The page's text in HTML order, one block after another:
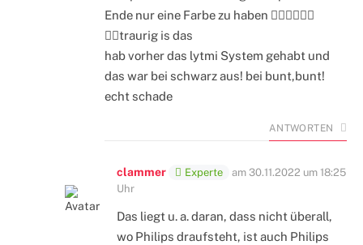
Ende nur eine Farbe zu haben 🤦‍♂️🤦‍♂️🤦‍♂️
🤦‍♂️traurig is das
hab vorher das lytmi System gehabt und
das war bei schwarz aus! bei bunt,bunt!
echt schade
ANTWORTEN
clammer Experte am 30.11.2022 um 18:25
Uhr
Das liegt u. a. daran, dass nicht überall,
wo Philips draufsteht, ist auch Philips